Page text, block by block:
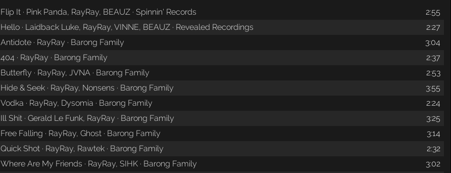
Flip It · Pink Panda, RayRay, BEAUZ · Spinnin' Records
2:55
Hello · Laidback Luke, RayRay, VINNE, BEAUZ · Revealed Recordings
2:27
Antidote · RayRay · Barong Family
3:04
404 · RayRay · Barong Family
2:37
Butterfly · RayRay, JVNA · Barong Family
2:53
Hide & Seek · RayRay, Nonsens · Barong Family
3:55
Vodka · RayRay, Dysomia · Barong Family
2:24
Ill Shit · Gerald Le Funk, RayRay · Barong Family
3:25
Free Falling · RayRay, Ghost · Barong Family
3:14
Quick Shot · RayRay, Rawtek · Barong Family
2:32
Where Are My Friends · RayRay, SIHK · Barong Family
3:02